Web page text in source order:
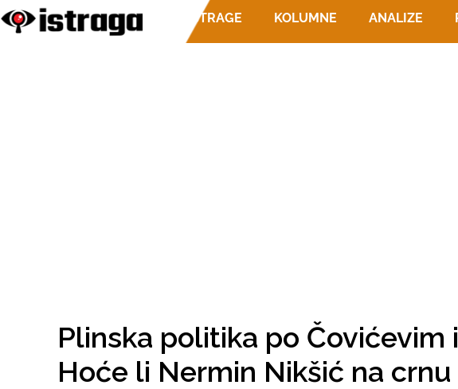
ISTRAGE KOLUMNE ANALIZE
Plinska politika po Čovićevim
Hoće li Nermin Nikšić na